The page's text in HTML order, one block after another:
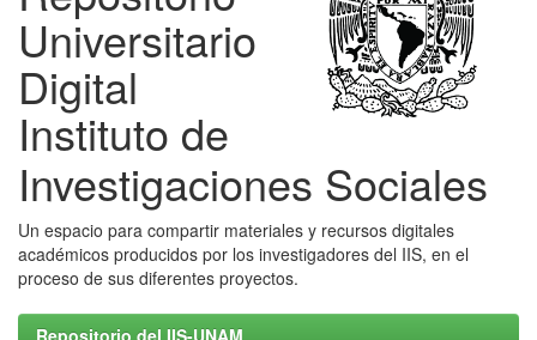
Universitario
Digital
Instituto de
Investigaciones Sociales
Un espacio para compartir materiales y recursos digitales
académicos producidos por los investigadores del IIS, en el
proceso de sus diferentes proyectos.
Repositorio del IIS-UNAM